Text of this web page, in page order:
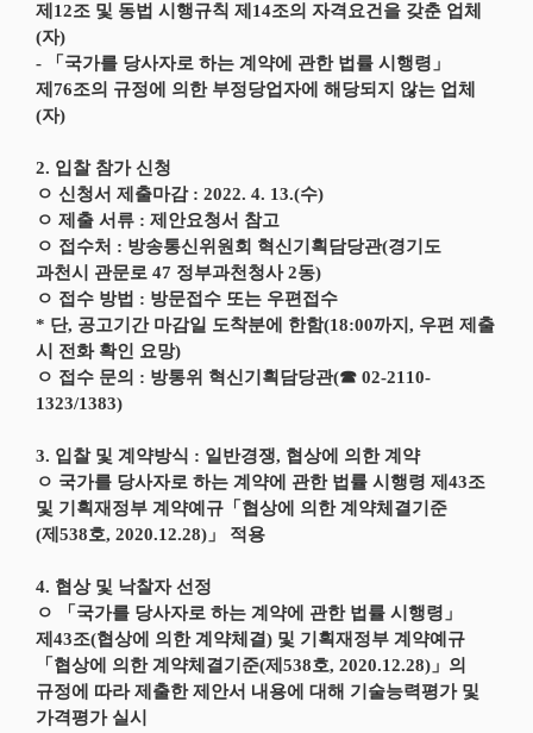
제12조 및 동법 시행규칙 제14조의 자격요건을 갖춘 업체
(자)
- 「국가를 당사자로 하는 계약에 관한 법률 시행령」
제76조의 규정에 의한 부정당업자에 해당되지 않는 업체
(자)
2. 입찰 참가 신청
ㅇ 신청서 제출마감 : 2022. 4. 13.(수)
ㅇ 제출 서류 : 제안요청서 참고
ㅇ 접수처 : 방송통신위원회 혁신기획담당관(경기도
과천시 관문로 47 정부과천청사 2동)
ㅇ 접수 방법 : 방문접수 또는 우편접수
* 단, 공고기간 마감일 도착분에 한함(18:00까지, 우편 제출
시 전화 확인 요망)
ㅇ 접수 문의 : 방통위 혁신기획담당관(☎ 02-2110-
1323/1383)
3. 입찰 및 계약방식 : 일반경쟁, 협상에 의한 계약
ㅇ 국가를 당사자로 하는 계약에 관한 법률 시행령 제43조
및 기획재정부 계약예규「협상에 의한 계약체결기준
(제538호, 2020.12.28)」 적용
4. 협상 및 낙찰자 선정
ㅇ 「국가를 당사자로 하는 계약에 관한 법률 시행령」
제43조(협상에 의한 계약체결) 및 기획재정부 계약예규
「협상에 의한 계약체결기준(제538호, 2020.12.28)」의
규정에 따라 제출한 제안서 내용에 대해 기술능력평가 및
가격평가 실시